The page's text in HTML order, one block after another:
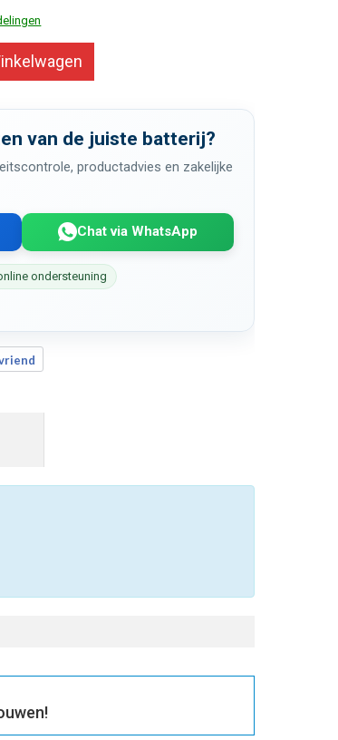
van de juiste batterij?
productadvies en zakelijke
Chat via WhatsApp
ondersteuning